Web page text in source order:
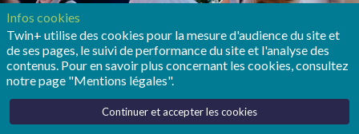
Infos cookies
Twin+ utilise des cookies pour la mesure d'audience du site et
de ses pages, le suivi de performance du site et l'analyse des
contenus. Pour en savoir plus concernant les cookies, consultez
notre page "Mentions légales".
Continuer et accepter les cookies